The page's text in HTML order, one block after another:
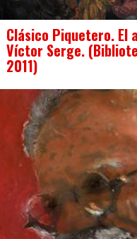
Clásico Piquetero. El
Víctor Serge.
2011)